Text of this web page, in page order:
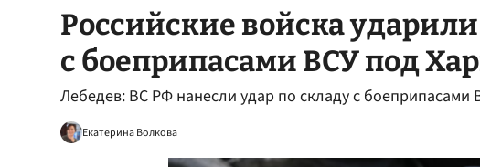
Российские войска
с боеприпасами ВСУ под
Лебедев: ВС РФ нанесли удар по складу с боеприпасами
Екатерина Волкова